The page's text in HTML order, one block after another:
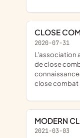
CLOSE
2020-07-31
l'association a pour objectif d'enseigner dans les clubs
de close
close combat
MODERN
2021-03-03